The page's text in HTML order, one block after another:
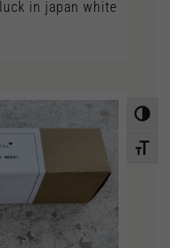
in japan white